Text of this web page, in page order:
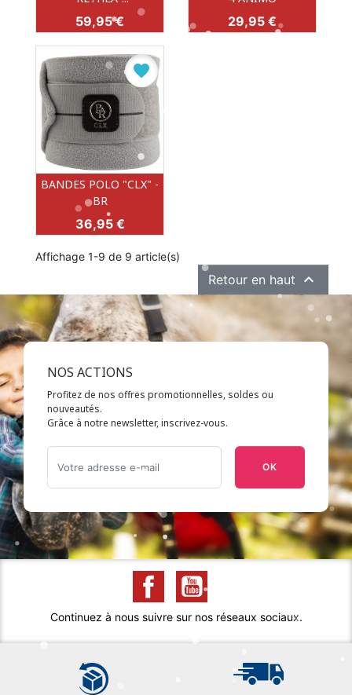
Prix
59,95 € Prix
29,95 €
BANDES POLO "CLX" -
BR
favorite
Prix
36,95 €
Affichage 1-9 de 9 article(s)
Retour en haut 
NOS ACTIONS
Profitez de nos offres promotionnelles, soldes ou
nouveautés.
Grâce à notre newsletter, inscrivez-vous.
OK
Continuez à nous suivre sur nos réseaux sociaux.